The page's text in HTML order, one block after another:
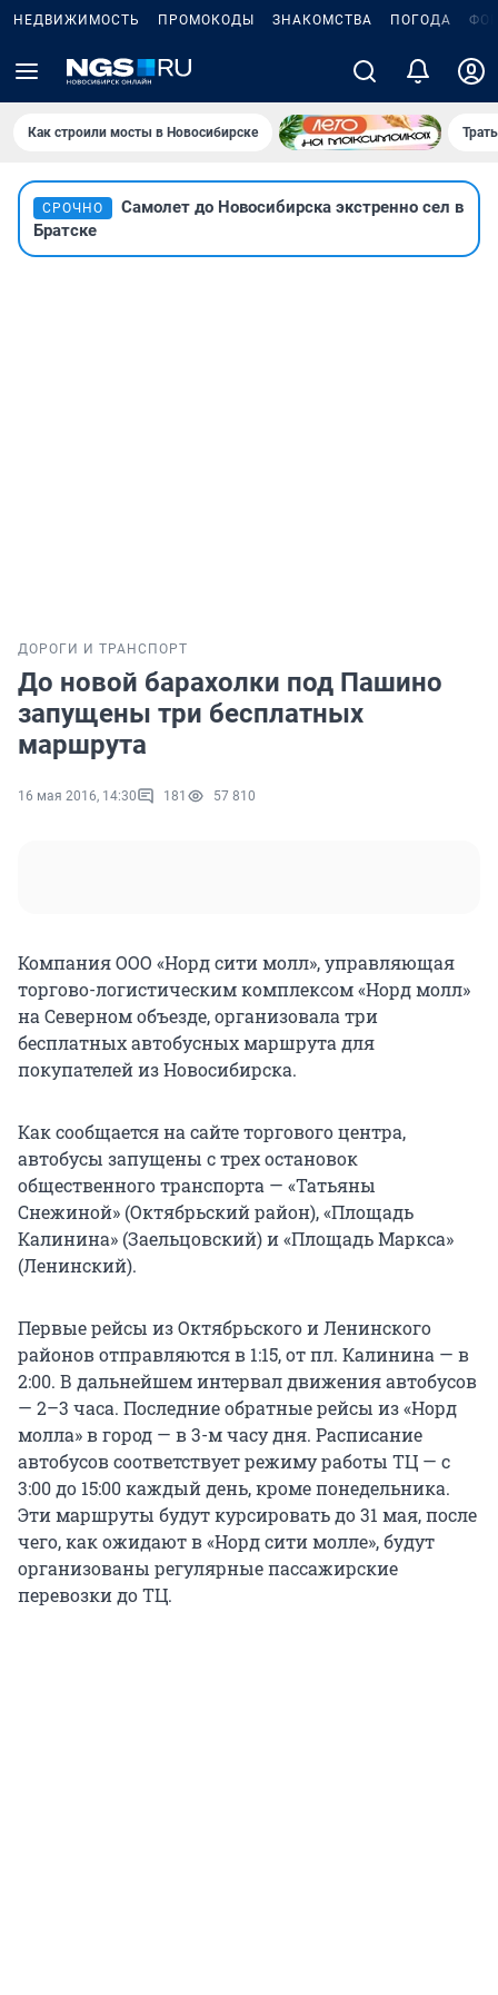
НЕДВИЖИМОСТЬ ПРОМОКОДЫ ЗНАКОМСТВА ПОГОДА
Как строили мосты в Новосибирске
СРОЧНО
Самолет до Новосибирска экстренно сел в
Братске
ДОРОГИ И ТРАНСПОРТ
До новой барахолки под Пашино
запущены три бесплатных
маршрута
16 мая 2016, 14:30 181 57 810
Компания ООО «Норд сити молл», управляющая
торгово-логистическим комплексом «Норд молл»
на Северном объезде, организовала три
бесплатных автобусных маршрута для
покупателей из Новосибирска.
Как сообщается на сайте торгового центра,
автобусы запущены с трех остановок
общественного транспорта — «Татьяны
Снежиной» (Октябрьский район), «Площадь
Калинина» (Заельцовский) и «Площадь Маркса»
(Ленинский).
Первые рейсы из Октябрьского и Ленинского
районов отправляются в 1:15, от пл. Калинина — в
2:00. В дальнейшем интервал движения автобусов
— 2–3 часа. Последние обратные рейсы из «Норд
молла» в город — в 3-м часу дня. Расписание
автобусов соответствует режиму работы ТЦ — с
3:00 до 15:00 каждый день, кроме понедельника.
Эти маршруты будут курсировать до 31 мая, после
чего, как ожидают в «Норд сити молле», будут
организованы регулярные пассажирские
перевозки до ТЦ.